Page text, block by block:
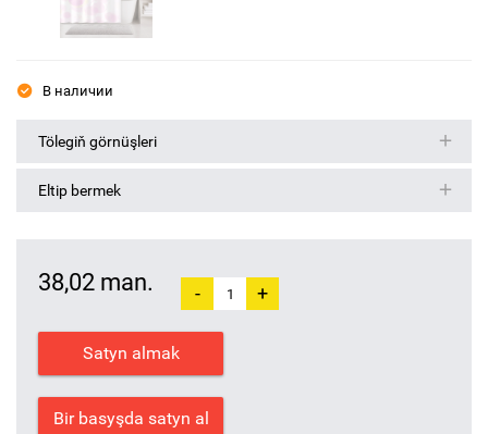
В наличии
Tölegiň görnüşleri
Eltip bermek
38,02 man. - +
Satyn almak
Bir basyşda satyn al